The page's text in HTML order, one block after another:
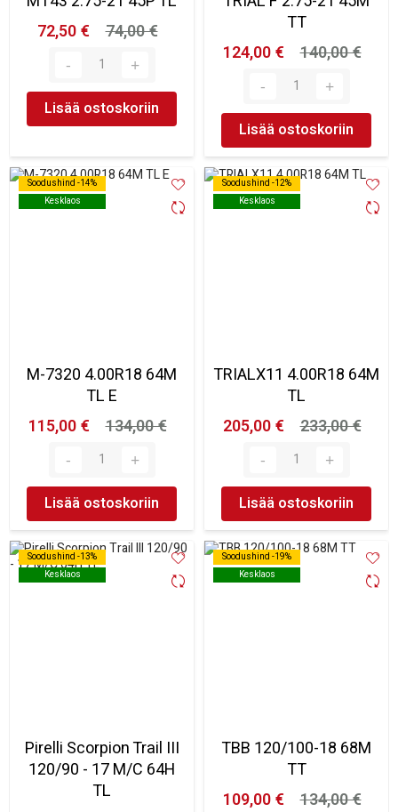
72,50 €
74,00 €
Lisää ostoskoriin
TT
124,00 €
140,00 €
Lisää ostoskoriin
Soodushind -14%
Kesklaos
Soodushind -14%
Kesklaos
M-7320 4.00R18 64M
TL E
115,00 €
134,00 €
Lisää ostoskoriin
Soodushind -12%
Kesklaos
Soodushind -12%
Kesklaos
TRIALX11 4.00R18 64M
TL
205,00 €
233,00 €
Lisää ostoskoriin
Soodushind -13%
Kesklaos
Soodushind -13%
Kesklaos
Pirelli Scorpion Trail III
120/90 - 17 M/C 64H
TL
Soodushind -19%
Kesklaos
Soodushind -19%
Kesklaos
TBB 120/100-18 68M
TT
109,00 €
134,00 €